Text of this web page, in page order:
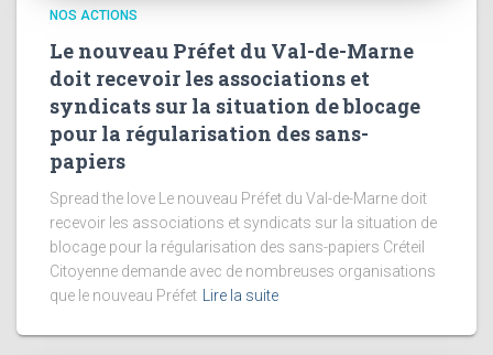
NOS ACTIONS
Le nouveau Préfet du Val-de-Marne
doit recevoir les associations et
syndicats sur la situation de blocage
pour la régularisation des sans-
papiers
Spread the love Le nouveau Préfet du Val-de-Marne doit
recevoir les associations et syndicats sur la situation de
blocage pour la régularisation des sans-papiers Créteil
Citoyenne demande avec de nombreuses organisations
que le nouveau Préfet Lire la suite